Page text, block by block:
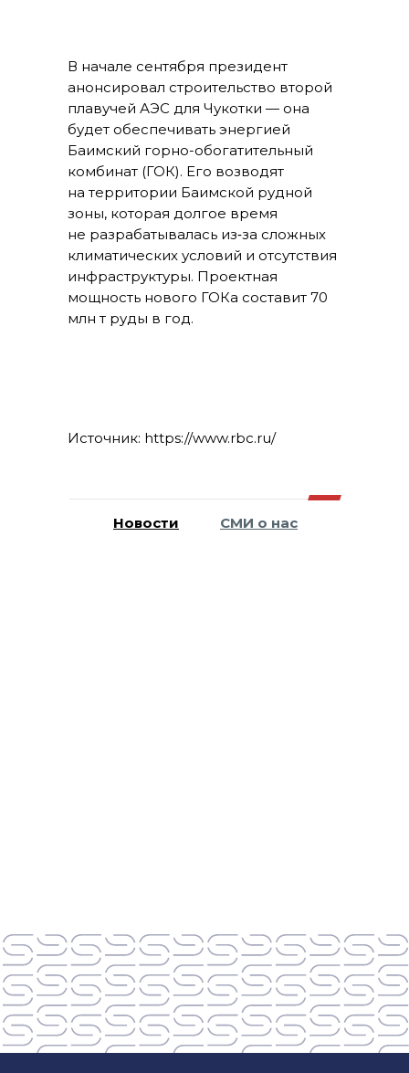
В начале сентября президент
анонсировал строительство второй
плавучей АЭС для Чукотки — она
будет обеспечивать энергией
Баимский горно-обогатительный
комбинат (ГОК). Его возводят
на территории Баимской рудной
зоны, которая долгое время
не разрабатывалась из‑за сложных
климатических условий и отсутствия
инфраструктуры. Проектная
мощность нового ГОКа составит 70
млн т руды в год.
Источник: https://www.rbc.ru/
Новости СМИ о нас